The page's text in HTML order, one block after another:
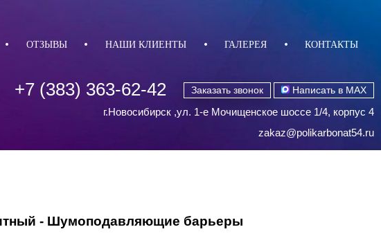
ОТЗЫВЫ НАШИ КЛИЕНТЫ ГАЛЕРЕЯ КОНТАКТЫ
+7 (383) 363-62-42 Заказать звонок Написать в MAX
г.Новосибирск ,ул. 1-е Мочищенское шоссе 1/4, корпус 4
zakaz@polikarbonat54.ru
- Шумоподавляющие барьеры